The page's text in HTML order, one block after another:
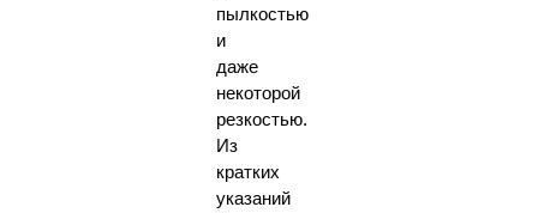
пылкостью
и
даже
некоторой
резкостью.
Из
кратких
указаний